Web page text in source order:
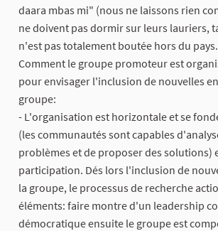
daara mbas mi" (nous ne laissons rien
ne doivent pas dormir sur leurs lauriers,
n'est pas totalement boutée hors du pays.
Comment le groupe promoteur est
pour envisager l'inclusion de nouvelles
groupe:
- L'organisation est horizontale et se
(les communautés sont capables
problèmes et de proposer des solutions)
participation. Dés lors l'inclusion de
la groupe, le processus de recherche
éléments: faire montre d'un leadership
démocratique ensuite le groupe est